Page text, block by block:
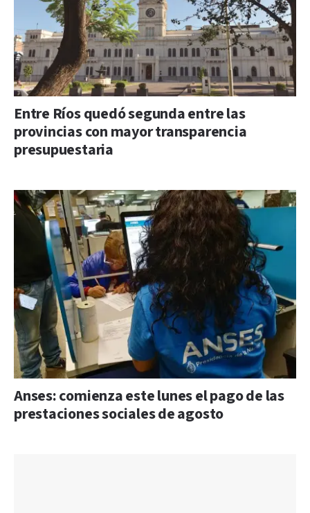
Entre Ríos quedó segunda entre las
provincias con mayor transparencia
presupuestaria
Anses: comienza este lunes el pago de las
prestaciones sociales de agosto